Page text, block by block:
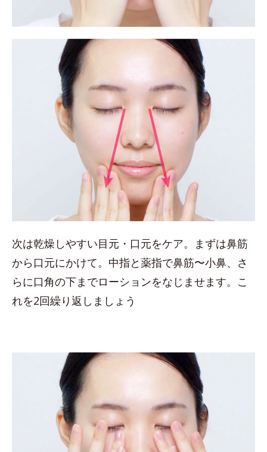
次は乾燥しやすい目元・口元をケア。まずは鼻筋
から口元にかけて。中指と薬指で鼻筋〜小鼻、さ
らに口角の下までローションをなじませます。こ
れを2回繰り返しましょう